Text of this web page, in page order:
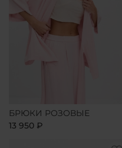
БРЮКИ РОЗОВЫЕ
13 950 ₽